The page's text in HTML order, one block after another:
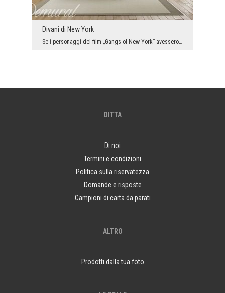
Divani di New York
Se i personaggi del film „Gangs of New York” avessero lasciato XIX secolo e si sarebbero trasferi...
DITTA
Di noi
Termini e condizioni
Politica sulla riservatezza
Domande e risposte
Campioni di carta da parati
ALTRO
Prodotti dalla tua foto